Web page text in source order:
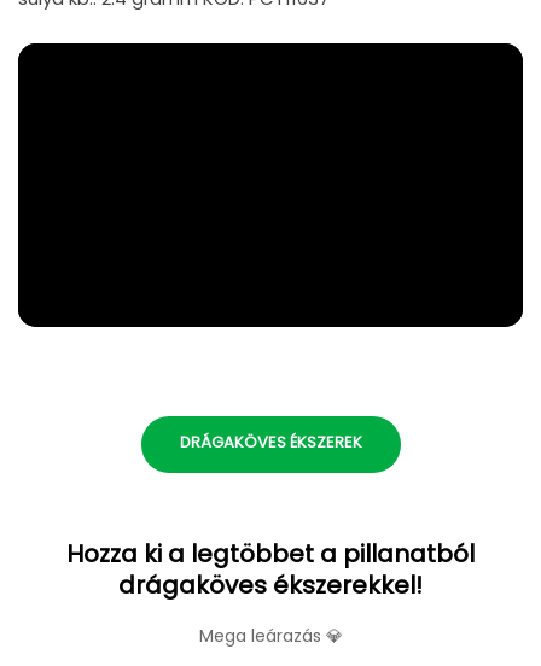
DRÁGAKÖVES ÉKSZEREK
Hozza ki a legtöbbet a pillanatból
drágaköves ékszerekkel!
Mega leárazás 💎